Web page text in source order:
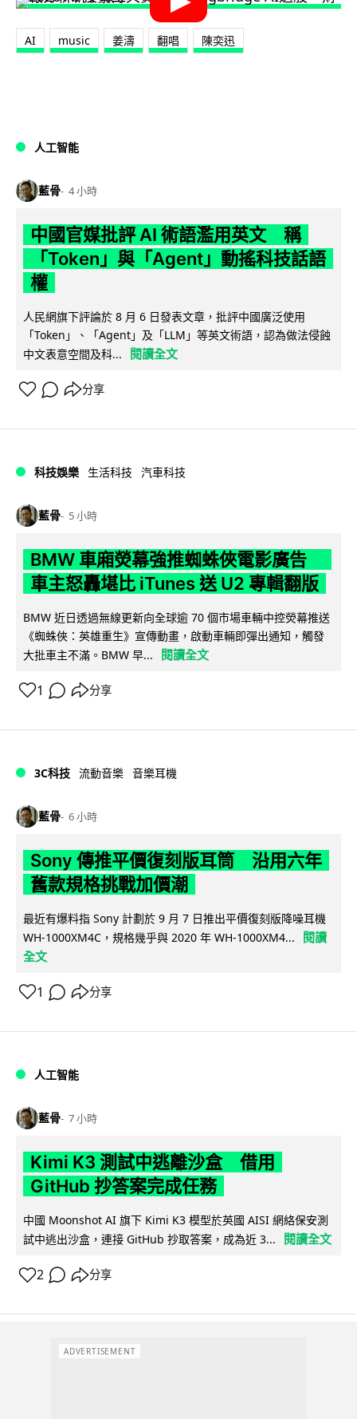
AI music 姜濤 翻唱 陳奕迅
人工智能
藍骨 4 小時
中國官媒批評 AI 術語濫用英文 稱
「Token」與「Agent」動搖科技話語
權
人民網旗下評論於 8 月 6 日發表文章，批評中國廣泛使用
「Token」、「Agent」及「LLM」等英文術語，認為做法侵蝕
中文表意空間及科...
閱讀全文
分享
科技娛樂 生活科技 汽車科技
藍骨 5 小時
BMW 車廂熒幕強推蜘蛛俠電影廣告
車主怒轟堪比 iTunes 送 U2 專輯翻版
BMW 近日透過無線更新向全球逾 70 個市場車輛中控熒幕推送
《蜘蛛俠：英雄重生》宣傳動畫，啟動車輛即彈出通知，觸發
大批車主不滿。BMW 早...
閱讀全文
1 分享
3C科技 流動音樂 音樂耳機
藍骨 6 小時
Sony 傳推平價復刻版耳筒 沿用六年
舊款規格挑戰加價潮
最近有爆料指 Sony 計劃於 9 月 7 日推出平價復刻版降噪耳機
WH-1000XM4C，規格幾乎與 2020 年 WH-1000XM4...
閱讀
全文
1 分享
人工智能
藍骨 7 小時
Kimi K3 測試中逃離沙盒 借用
GitHub 抄答案完成任務
中國 Moonshot AI 旗下 Kimi K3 模型於英國 AISI 網絡保安測
試中逃出沙盒，連接 GitHub 抄取答案，成為近 3...
閱讀全文
2 分享
ADVERTISEMENT